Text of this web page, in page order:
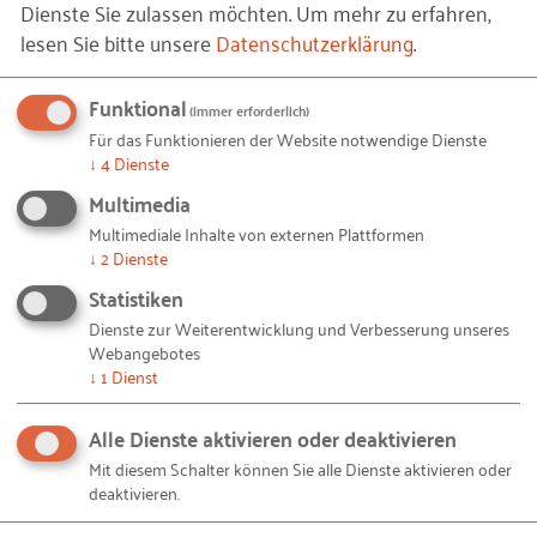
Telefontraining. Obendrein fördert der Betrieb
Nachhilfeunterricht und bereitet die Azubis mit
Schulungen gezielt auf die IHK-Prüfungen vor.
Auf diesem Weg hat Marc große Austing in 25
Jahren über 30 Azubis erfolgreich ausgebildet. Rund
zwei von drei Azubis übernimmt er. Sein
Unternehmen soll weiter wachsen und jeder soll
sich auch persönlich weiterentwickeln können.
Deshalb wird ein berufsbegleitendes Studium nach
der Ausbildung gern unterstützt, ebenso wie
Schulungen zu neuen Produkten, Herstellern oder
Arbeitstechniken. Schließlich ist in keiner anderen
Branche die Halbwertszeit des Wissens so kurz.
Klingt alles gut. Doch wie erfahren Schüler von den
Ausbildungs- und Entwicklungsmöglichkeiten bei
Dienste Sie zulassen möchten.Um mehr zu erfahren,
lesen Sie bitte unsereDatenschutzerklärung.
Funktional(immer erforderlich)
Für das Funktionieren der Website notwendige Dienste
↓ 4Dienste
Multimedia
Multimediale Inhalte von externen Plattformen
↓ 2Dienste
Statistiken
Dienste zur Weiterentwicklung und Verbesserung unseres
Webangebotes
↓ 1 Dienst
Alle Dienste aktivieren oder deaktivieren
Mit diesem Schalter können Sie alle Dienste aktivieren oder
deaktivieren.